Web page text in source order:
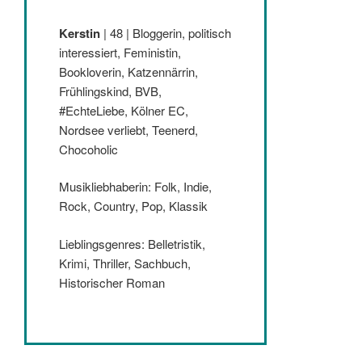
Kerstin | 48 | Bloggerin, politisch
interessiert, Feministin,
Bookloverin, Katzennärrin,
Frühlingskind, BVB,
#EchteLiebe, Kölner EC,
Nordsee verliebt, Teenerd,
Chocoholic
Musikliebhaberin: Folk, Indie,
Rock, Country, Pop, Klassik
Lieblingsgenres: Belletristik,
Krimi, Thriller, Sachbuch,
Historischer Roman